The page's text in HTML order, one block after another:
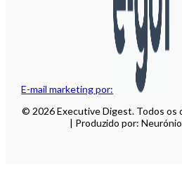
E-mail marketing por:
© 2026 Executive Digest. Todos os
| Produzido por: